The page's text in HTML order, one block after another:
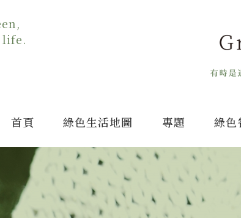
life.
首頁 綠色生活地圖 專題 綠色